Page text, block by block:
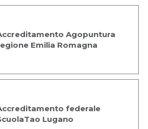
Agopuntura
Emilia Romagna
federale
Lugano